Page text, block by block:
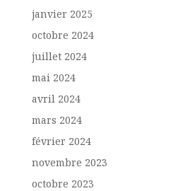
janvier 2025
octobre 2024
juillet 2024
mai 2024
avril 2024
mars 2024
février 2024
novembre 2023
octobre 2023